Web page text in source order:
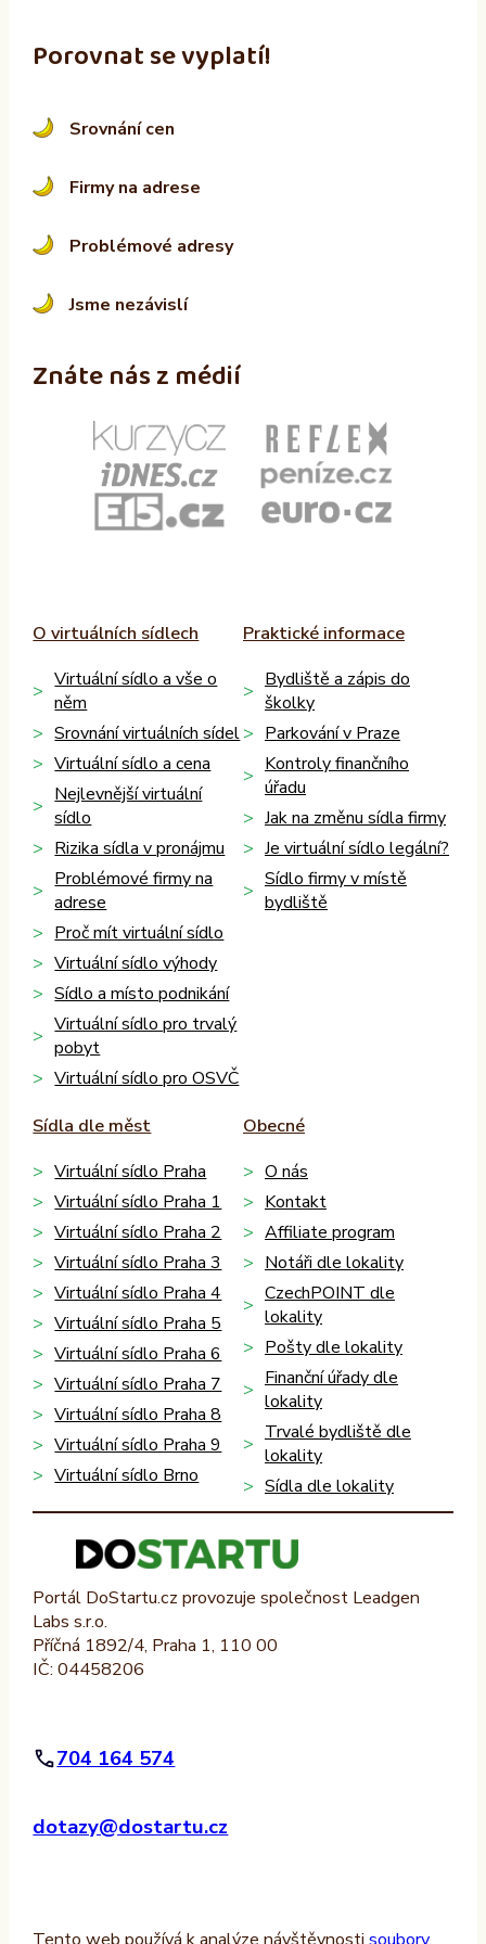
Porovnat se vyplatí!
Srovnání cen
Firmy na adrese
Problémové adresy
Jsme nezávislí
Znáte nás z médií
O virtuálních sídlech
Virtuální sídlo a vše o
něm
Srovnání virtuálních sídel
Virtuální sídlo a cena
Nejlevnější virtuální
sídlo
Rizika sídla v pronájmu
Problémové firmy na
adrese
Proč mít virtuální sídlo
Virtuální sídlo výhody
Sídlo a místo podnikání
Virtuální sídlo pro trvalý
pobyt
Virtuální sídlo pro OSVČ
Praktické informace
Bydliště a zápis do
školky
Parkování v Praze
Kontroly finančního
úřadu
Jak na změnu sídla firmy
Je virtuální sídlo legální?
Sídlo firmy v místě
bydliště
Sídla dle měst
Virtuální sídlo Praha
Virtuální sídlo Praha 1
Virtuální sídlo Praha 2
Virtuální sídlo Praha 3
Virtuální sídlo Praha 4
Virtuální sídlo Praha 5
Virtuální sídlo Praha 6
Virtuální sídlo Praha 7
Virtuální sídlo Praha 8
Virtuální sídlo Praha 9
Virtuální sídlo Brno
Obecné
O nás
Kontakt
Affiliate program
Notáři dle lokality
CzechPOINT dle
lokality
Pošty dle lokality
Finanční úřady dle
lokality
Trvalé bydliště dle
lokality
Sídla dle lokality
Portál DoStartu.cz provozuje společnost Leadgen
Labs s.r.o.
Příčná 1892/4, Praha 1, 110 00
IČ: 04458206
704 164 574
dotazy@dostartu.cz
Tento web používá k analýze návštěvnostisoubory